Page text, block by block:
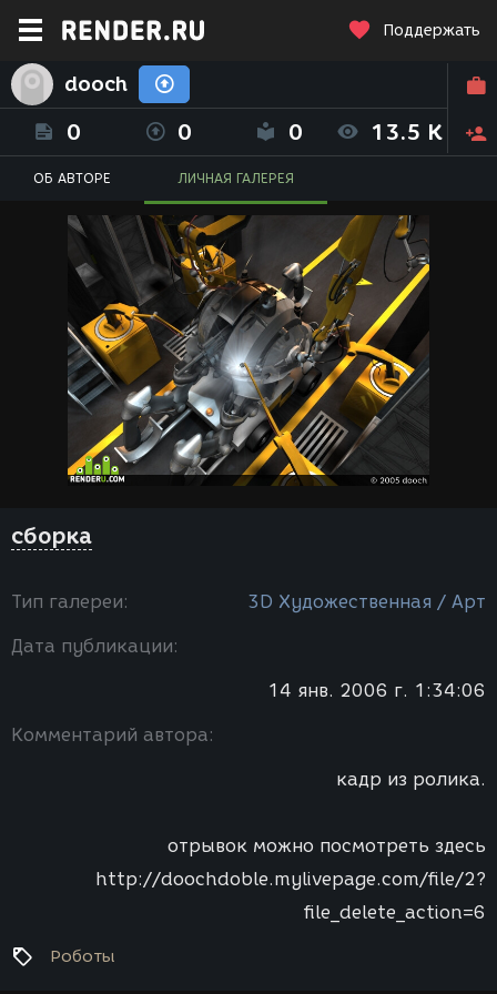
Поддержать
dooch
0 0 0 13.5 K
ОБ АВТОРЕ ЛИЧНАЯ ГАЛЕРЕЯ
сборка
Тип галереи: 3D Художественная / Арт
Дата публикации:
14 янв. 2006 г. 1:34:06
Комментарий автора:
кадр из ролика.
отрывок можно посмотреть здесь
http://doochdoble.mylivepage.com/file/2?
file_delete_action=6
Роботы